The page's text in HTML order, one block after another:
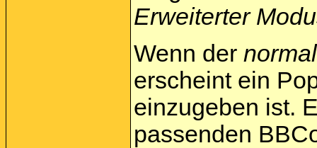
Erweiterter
Wenn der
erscheint ein
einzugeben ist.
passenden